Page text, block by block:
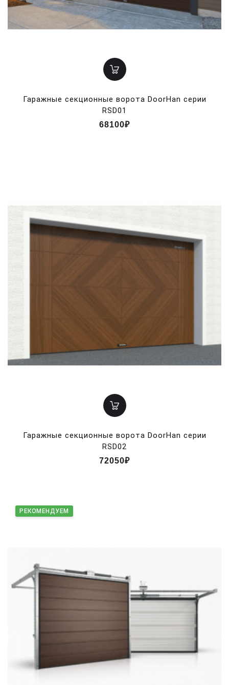
Гаражные секционные ворота DoorHan серии
RSD01
68100₽
Гаражные секционные ворота DoorHan серии
RSD02
72050₽
РЕКОМЕНДУЕМ